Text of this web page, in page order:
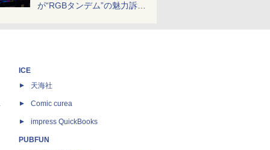
が“RGBタンデム”の魅力訴
ICE
天海社
Comic curea
impress QuickBooks
PUBFUN